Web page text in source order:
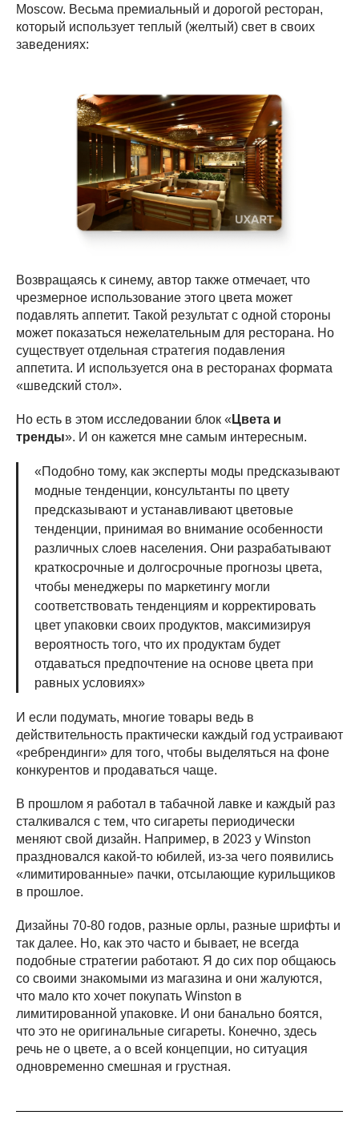
Moscow. Весьма премиальный и дорогой ресторан,
который использует теплый (желтый) свет в своих
заведениях:
Возвращаясь к синему, автор также отмечает, что
чрезмерное использование этого цвета может
подавлять аппетит. Такой результат с одной стороны
может показаться нежелательным для ресторана. Но
существует отдельная стратегия подавления
аппетита. И используется она в ресторанах формата
«шведский стол».
Но есть в этом исследовании блок « Цвета и
тренды». И он кажется мне самым интересным.
«Подобно тому, как эксперты моды предсказывают
модные тенденции, консультанты по цвету
предсказывают и устанавливают цветовые
тенденции, принимая во внимание особенности
различных слоев населения. Они разрабатывают
краткосрочные и долгосрочные прогнозы цвета,
чтобы менеджеры по маркетингу могли
соответствовать тенденциям и корректировать
цвет упаковки своих продуктов, максимизируя
вероятность того, что их продуктам будет
отдаваться предпочтение на основе цвета при
равных условиях»
И если подумать, многие товары ведь в
действительность практически каждый год устраивают
«ребрендинги» для того, чтобы выделяться на фоне
конкурентов и продаваться чаще.
В прошлом я работал в табачной лавке и каждый раз
сталкивался с тем, что сигареты периодически
меняют свой дизайн. Например, в 2023 у Winston
праздновался какой-то юбилей, из-за чего появились
«лимитированные» пачки, отсылающие курильщиков
в прошлое.
Дизайны 70-80 годов, разные орлы, разные шрифты и
так далее. Но, как это часто и бывает, не всегда
подобные стратегии работают. Я до сих пор общаюсь
со своими знакомыми из магазина и они жалуются,
что мало кто хочет покупать Winston в
лимитированной упаковке. И они банально боятся,
что это не оригинальные сигареты. Конечно, здесь
речь не о цвете, а о всей концепции, но ситуация
одновременно смешная и грустная.